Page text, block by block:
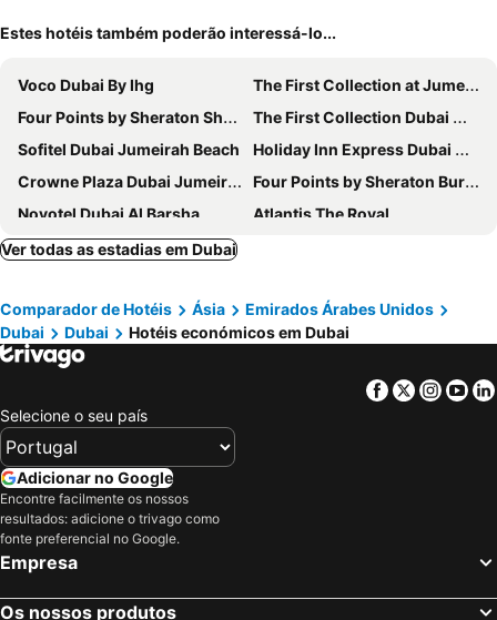
Estes hotéis também poderão interessá-lo...
Voco Dubai By Ihg
The First Collection at Jumeirah Village Circle, a Tribute Portfolio Hotel
Four Points by Sheraton Sheikh Zayed Road, Dubai
The First Collection Dubai Marina
Sofitel Dubai Jumeirah Beach
Holiday Inn Express Dubai Airport By Ihg
Crowne Plaza Dubai Jumeirah By Ihg
Four Points by Sheraton Bur Dubai
Novotel Dubai Al Barsha
Atlantis The Royal
JW Marriott Marquis Hotel Dubai
DoubleTree by Hilton Dubai M Square Hotel & Residences
Grand Hyatt Dubai
Gevora Hotel
Rose Rayhaan by Rotana
Atana Hotel
Intercontinental Hotels Dubai Festival City By Ihg
The Tower Plaza Hotel
Queen Elizabeth 2
Fairmont The Palm
Hyatt Place Dubai Jumeirah Residences
Taj Dubai
Amwaj Rotana, Jumeirah Beach - Dubai
Jumeirah Beach Hotel Dubai
Oaks Ibn Battuta Gate Dubai
Ver todas as estadias em Dubai
Comparador de Hotéis Ásia
Emirados Árabes Unidos
Dubai
Dubai Hotéis económicos em Dubai
Facebook
Twitter
Selecione o seu país
Adicionar no Google
Encontre facilmente os nossos
resultados: adicione o trivago como
fonte preferencial no Google.
Empresa
Os nossos produtos